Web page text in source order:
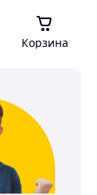
Корзина